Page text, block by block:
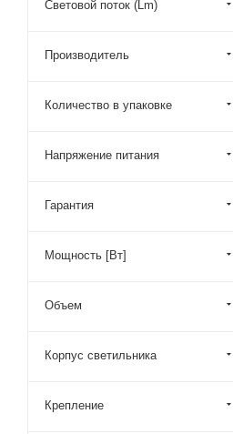
Световой поток (Lm)
Производитель
Количество в упаковке
Напряжение питания
Гарантия
Мощность [Вт]
Объем
Корпус светильника
Крепление